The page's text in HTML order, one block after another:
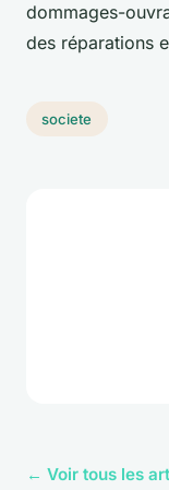
dommages-
des réparations
societe
← Voir tous les